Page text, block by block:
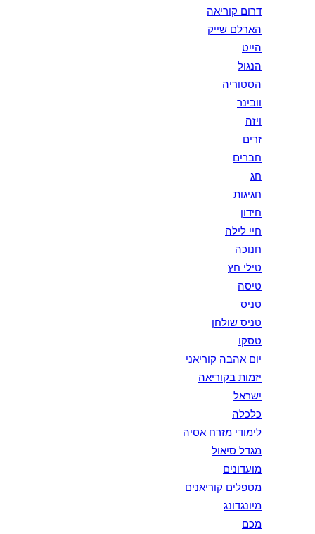
דרום קוריאה
הארלם שייק
הייט
הנגול
הסטוריה
וובינר
ויזה
זרים
חברים
חג
חגיגות
חידון
חיי לילה
חנוכה
טילי חץ
טיסה
טניס
טניס שולחן
טסקו
יום אהבה קוריאני
יזמות בקוריאה
ישראל
כלכלה
לימודי מזרח אסיה
מגדל סיאול
מועדונים
מטפלים קוריאנים
מיונגדונג
מכם